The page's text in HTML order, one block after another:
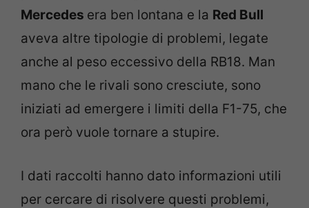
Mercedes era ben lontana e la Red Bull
aveva altre tipologie di problemi, legate
anche al peso eccessivo della RB18. Man
mano che le rivali sono cresciute, sono
iniziati ad emergere i limiti della F1-75, che
ora però vuole tornare a stupire.
I dati raccolti hanno dato informazioni utili
per cercare di risolvere questi problemi,